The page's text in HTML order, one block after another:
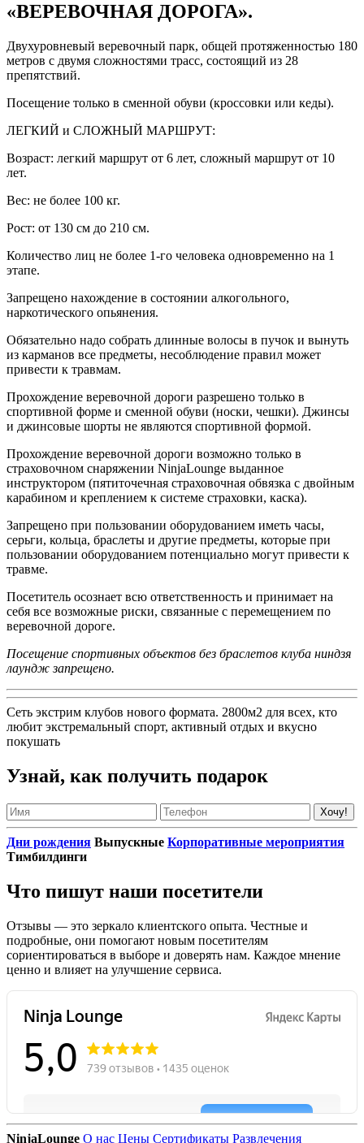
«ВЕРЕВОЧНАЯ ДОРОГА».
Двухуровневый веревочный парк, общей протяженностью 180
метров с двумя сложностями трасс, состоящий из 28
препятствий.
Посещение только в сменной обуви (кроссовки или кеды).
ЛЕГКИЙ и СЛОЖНЫЙ МАРШРУТ:
Возраст: легкий маршрут от 6 лет, сложный маршрут от 10
лет.
Вес: не более 100 кг.
Рост: от 130 см до 210 см.
Количество лиц не более 1-го человека одновременно на 1
этапе.
Запрещено нахождение в состоянии алкогольного,
наркотического опьянения.
Обязательно надо собрать длинные волосы в пучок и вынуть
из карманов все предметы, несоблюдение правил может
привести к травмам.
Прохождение веревочной дороги разрешено только в
спортивной форме и сменной обуви (носки, чешки). Джинсы
и джинсовые шорты не являются спортивной формой.
Прохождение веревочной дороги возможно только в
страховочном снаряжении NinjaLounge выданное
инструктором (пятиточечная страховочная обвязка с двойным
карабином и креплением к системе страховки, каска).
Запрещено при пользовании оборудованием иметь часы,
серьги, кольца, браслеты и другие предметы, которые при
пользовании оборудованием потенциально могут привести к
травме.
Посетитель осознает всю ответственность и принимает на
себя все возможные риски, связанные с перемещением по
веревочной дороге.
Посещение спортивных объектов без браслетов клуба ниндзя
лаундж запрещено.
Сеть экстрим клубов нового формата. 2800м2 для всех, кто
любит экстремальный спорт, активный отдых и вкусно
покушать
Узнай, как получить подарок
Дни рождения Выпускные Корпоративные мероприятия
Тимбилдинги
Что пишут наши посетители
Отзывы — это зеркало клиентского опыта. Честные и
подробные, они помогают новым посетителям
сориентироваться в выборе и доверять нам. Каждое мнение
ценно и влияет на улучшение сервиса.
NinjaLounge О нас Цены Сертификаты Развлечения